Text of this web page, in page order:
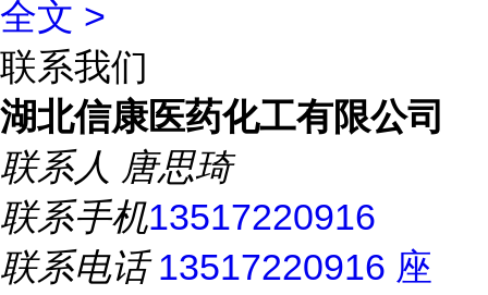
全文 >
联系我们
湖北信康医药化工有限公司
联系人 唐思琦
联系手机13517220916
联系电话13517220916 座